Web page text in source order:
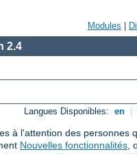
Modules
2.4
Langues Disponibles: en
à l'attention des personnes
Nouvelles fonctionnalités,